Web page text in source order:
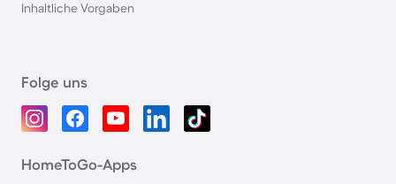
Inhaltliche Vorgaben
Folge uns
HomeToGo-Apps